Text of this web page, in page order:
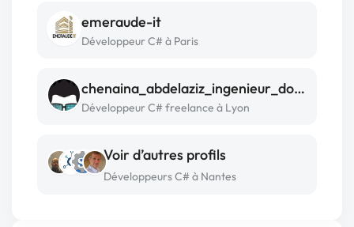
emeraude-it
Développeur C# à Paris
chenaina_abdelaziz_ingenieur_dotnet_tataouine
Développeur C# freelance à Lyon
Voir d’autres profils
Développeurs C# à Nantes